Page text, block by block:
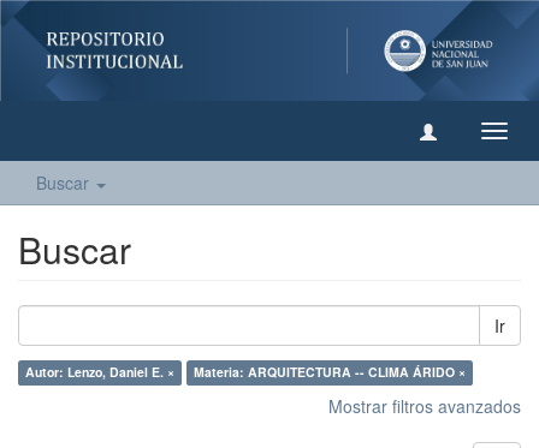
Buscar
Buscar
Ir
Autor: Lenzo, Daniel E. × Materia: ARQUITECTURA -- CLIMA ÁRIDO ×
Mostrar filtros avanzados